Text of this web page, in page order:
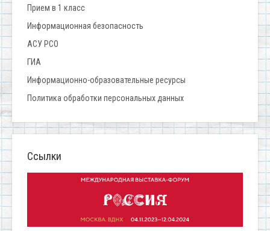
Прием в 1 класс
Информационная безопасность
АСУ РСО
ГИА
Информационно-образовательные ресурсы
Политика обработки персональных данных
Ссылки